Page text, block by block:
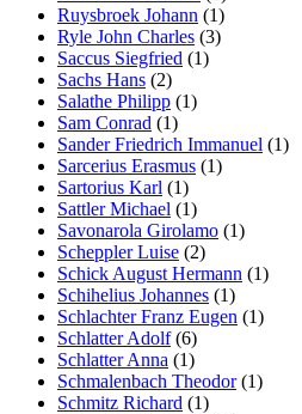
Ruysbroek Johann (1)
Ryle John Charles (3)
Saccus Siegfried (1)
Sachs Hans (2)
Salathe Philipp (1)
Sam Conrad (1)
Sander Friedrich Immanuel (1)
Sarcerius Erasmus (1)
Sartorius Karl (1)
Sattler Michael (1)
Savonarola Girolamo (1)
Scheppler Luise (2)
Schick August Hermann (1)
Schihelius Johannes (1)
Schlachter Franz Eugen (1)
Schlatter Adolf(6)
Schlatter Anna (1)
Schmalenbach Theodor(1)
Schmitz Richard (1)